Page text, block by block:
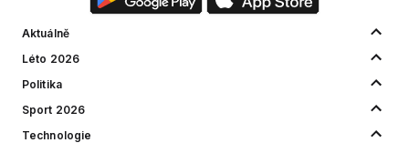
Aktuálně
Léto 2026
Politika
Sport 2026
Technologie